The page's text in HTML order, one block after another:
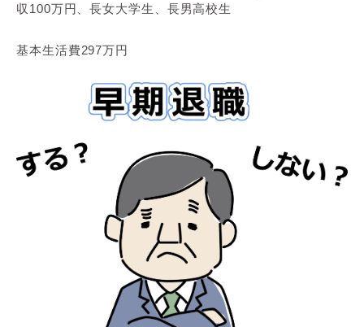
収100万円、長女大学生、長男高校生
基本生活費297万円